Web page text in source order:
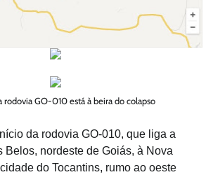
rodovia GO-010 está à beira do colapso
da rodovia GO-010, que liga a
Belos, nordeste de Goiás, à Nova
do Tocantins, rumo ao oeste